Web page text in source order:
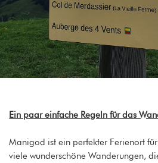
Ein paar einfache Regeln für das
Manigod ist ein perfekter Ferienort
viele wunderschöne Wanderungen,